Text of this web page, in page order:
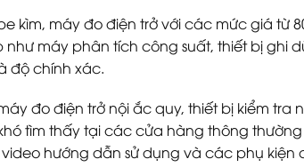
kìm, máy đo điện trở với các mức giá từ
máy phân tích công suất, thiết bị ghi
độ chính xác.
đo điện trở nội ắc quy, thiết bị kiểm tra
tìm thấy tại các cửa hàng thông
hướng dẫn sử dụng và các phụ kiện